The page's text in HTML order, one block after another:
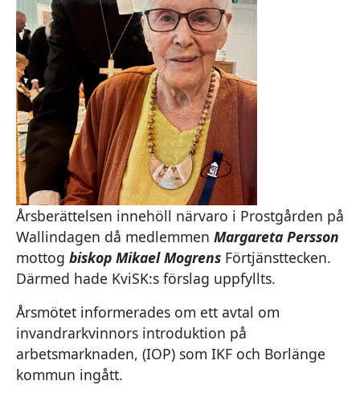
Årsberättelsen innehöll närvaro i Prostgården på
Wallindagen då medlemmen Margareta Persson
mottog biskop Mikael Mogrens Förtjänsttecken.
Därmed hade KviSK:s förslag uppfyllts.
Årsmötet informerades om ett avtal om
invandrarkvinnors introduktion på
arbetsmarknaden, (IOP) som IKF och Borlänge
kommun ingått.